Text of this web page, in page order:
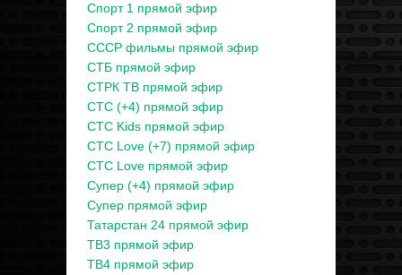
Спорт 1 прямой эфир
Спорт 2 прямой эфир
СССР фильмы прямой эфир
СТБ прямой эфир
СТРК ТВ прямой эфир
СТС (+4) прямой эфир
СТС Kids прямой эфир
СТС Love (+7) прямой эфир
СТС Love прямой эфир
Супер (+4) прямой эфир
Супер прямой эфир
Татарстан 24 прямой эфир
ТВ3 прямой эфир
ТВ4 прямой эфир